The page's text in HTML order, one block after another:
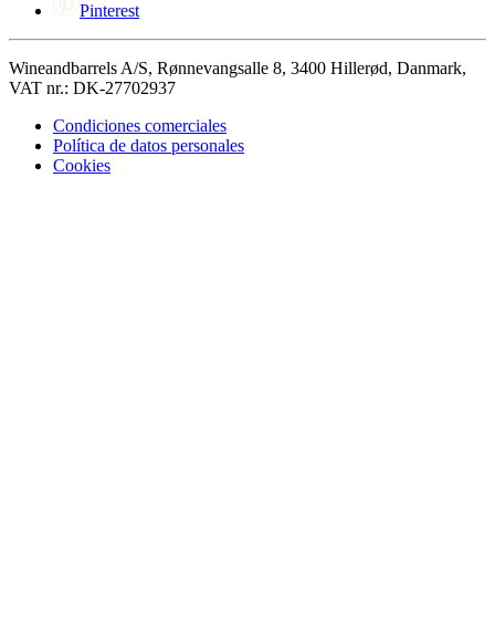
Pinterest
Wineandbarrels A/S, Rønnevangsalle 8, 3400 Hillerød, Danmark,
VAT nr.: DK-27702937
Condiciones comerciales
Política de datos personales
Cookies